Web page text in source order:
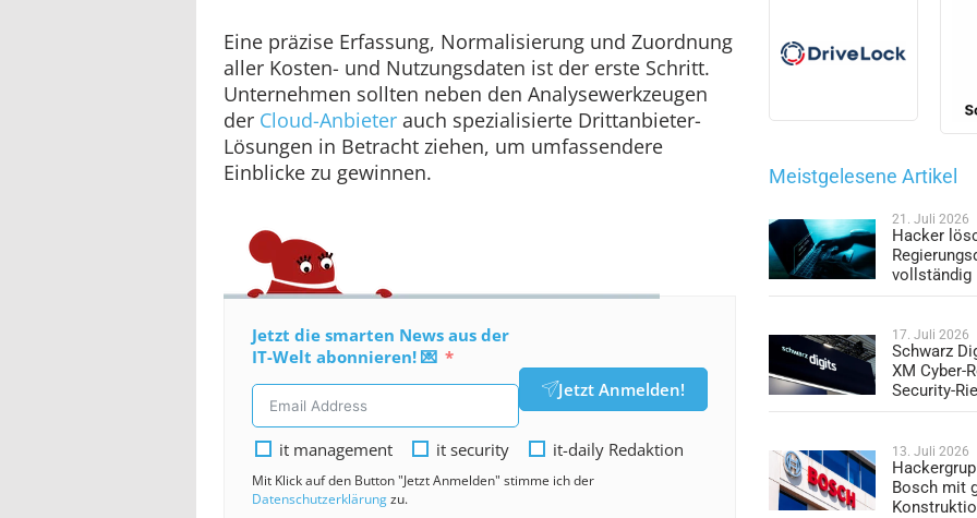
Eine präzise Erfassung, Normalisierung und Zuordnung
aller Kosten- und Nutzungsdaten ist der erste Schritt.
Unternehmen sollten neben den Analysewerkzeugen
der Cloud-Anbieter auch spezialisierte Drittanbieter-
Lösungen in Betracht ziehen, um umfassendere
Einblicke zu gewinnen.
Jetzt die smarten News aus der
IT-Welt abonnieren! 💌
Jetzt Anmelden!
it management it security it-daily Redaktion
Mit Klick auf den Button "Jetzt Anmelden" stimme ich der
Datenschutzerklärungzu.
Meistgelesene Artikel
21. Juli 2026
Hacker
vollständig
17. Juli 2026
Schwarz
XM Cyber-
Security-
13. Juli 2026
Bosch mit